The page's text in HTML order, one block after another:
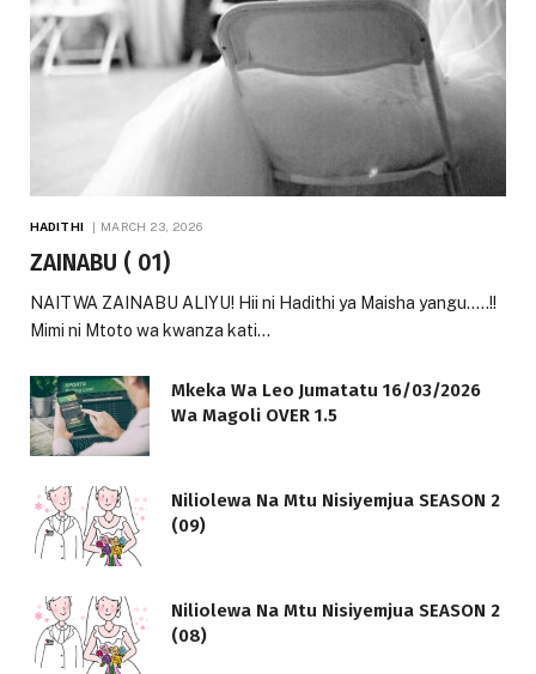
HADITHI MARCH 23, 2026
ZAINABU ( 01)
NAITWA ZAINABU ALIYU! Hii ni Hadithi ya Maisha yangu…..!!
Mimi ni Mtoto wa kwanza kati…
Mkeka Wa Leo Jumatatu 16/03/2026
Wa Magoli OVER 1.5
Niliolewa Na Mtu Nisiyemjua SEASON 2
(09)
Niliolewa Na Mtu Nisiyemjua SEASON 2
(08)